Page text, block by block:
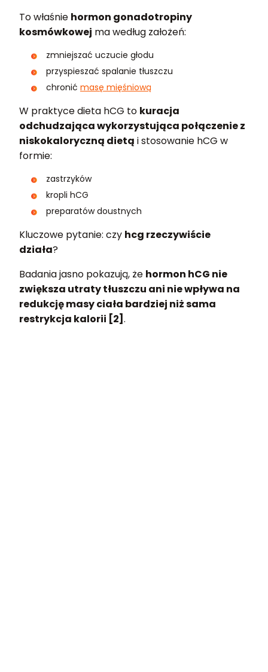
To właśnie hormon gonadotropiny
kosmówkowej ma według założeń:
zmniejszać uczucie głodu
przyspieszać spalanie tłuszczu
chronić masę mięśniową
W praktyce dieta hCG to kuracja
odchudzająca wykorzystująca połączenie z
niskokaloryczną dietą i stosowanie hCG w
formie:
zastrzyków
kropli hCG
preparatów doustnych
Kluczowe pytanie: czy hcg rzeczywiście
działa?
Badania jasno pokazują, że hormon hCG nie
zwiększa utraty tłuszczu ani nie wpływa na
redukcję masy ciała bardziej niż sama
restrykcja kalorii [2] .